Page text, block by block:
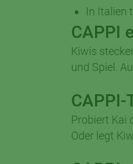
In Italien
CAPPI
Kiwis
und Spiel.
CAPPI-
Probiert Kai
Oder legt